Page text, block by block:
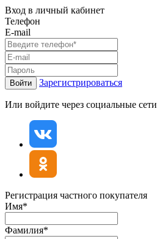
Вход в личный кабинет
Телефон
E-mail
Войти Зарегистрироваться
Или войдите через социальные сети
Регистрация частного покупателя
Имя*
Фамилия*